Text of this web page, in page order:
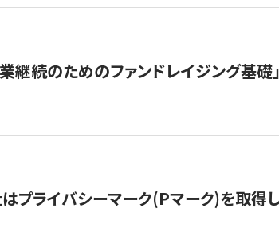
業継続のためのファンドレイジング基礎
プライバシーマーク(Pマーク)を取得